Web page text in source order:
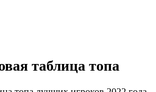
таблица топа